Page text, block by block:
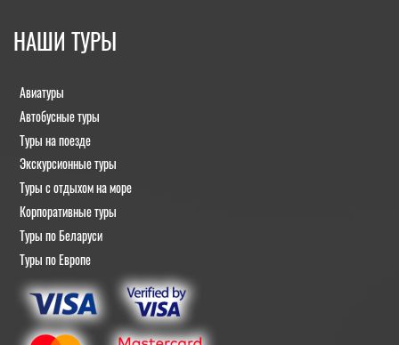
НАШИ ТУРЫ
Авиатуры
Автобусные туры
Туры на поезде
Экскурсионные туры
Туры с отдыхом на море
Корпоративные туры
Туры по Беларуси
Туры по Европе